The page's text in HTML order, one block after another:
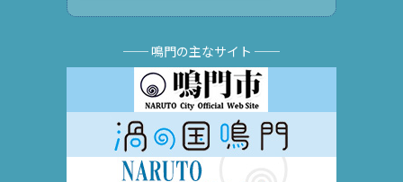
── 鳴門の主なサイト ──